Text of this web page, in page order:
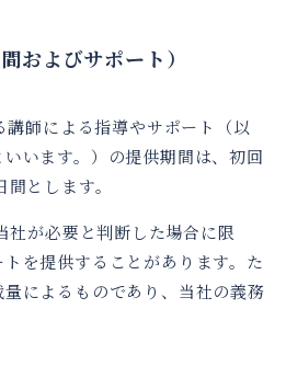
およびサポート）
師による指導やサポート（以
います。）の提供期間は、初回
とします。
が必要と判断した場合に限
を提供することがあります。た
によるものであり、当社の義務